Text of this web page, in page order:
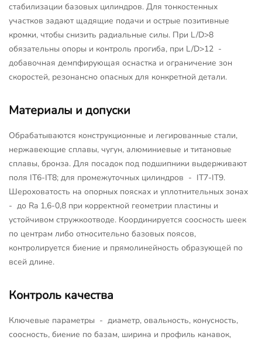
стабилизации базовых цилиндров. Для тонкостенных
участков задают щадящие подачи и острые позитивные
кромки, чтобы снизить радиальные силы. При L/D>8
обязательны опоры и контроль прогиба, при L/D>12 -
добавочная демпфирующая оснастка и ограничение зон
скоростей, резонансно опасных для конкретной детали.
Материалы и допуски
Обрабатываются конструкционные и легированные стали,
нержавеющие сплавы, чугун, алюминиевые и титановые
сплавы, бронза. Для посадок под подшипники выдерживают
поля IT6-IT8; для промежуточных цилиндров - IT7-IT9.
Шероховатость на опорных поясках и уплотнительных зонах
- до Ra 1,6-0,8 при корректной геометрии пластины и
устойчивом стружкоотводе. Координируется соосность шеек
по центрам либо относительно базовых поясов,
контролируется биение и прямолинейность образующей по
всей длине.
Контроль качества
Ключевые параметры - диаметр, овальность, конусность,
соосность, биение по базам, ширина и профиль канавок,